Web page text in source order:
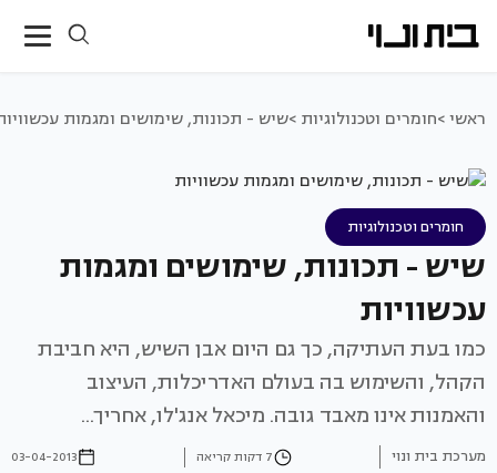
ראשי >חומרים וטכנולוגיות >שיש - תכונות, שימושים ומגמות
חומרים וטכנולוגיות
שיש - תכונות, שימושים ומגמות
עכשוויות
כמו בעת העתיקה, כך גם היום אבן השיש, היא חביבת
הקהל, והשימוש בה בעולם האדריכלות, העיצוב
והאמנות אינו מאבד גובה. מיכאל אנג'לו, אחריך...
מערכת בית ונוי 7 דקות קריאה 03-04-2013